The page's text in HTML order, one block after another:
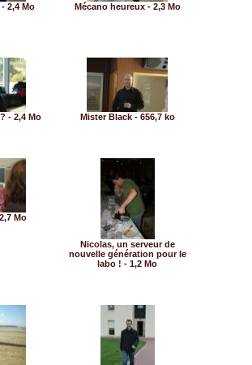
2,4 Mo Mécano heureux - 2,3 Mo
- 2,4 Mo Mister Black - 656,7 ko
Mo
Nicolas, un serveur de
nouvelle génération pour le
labo ! - 1,2 Mo